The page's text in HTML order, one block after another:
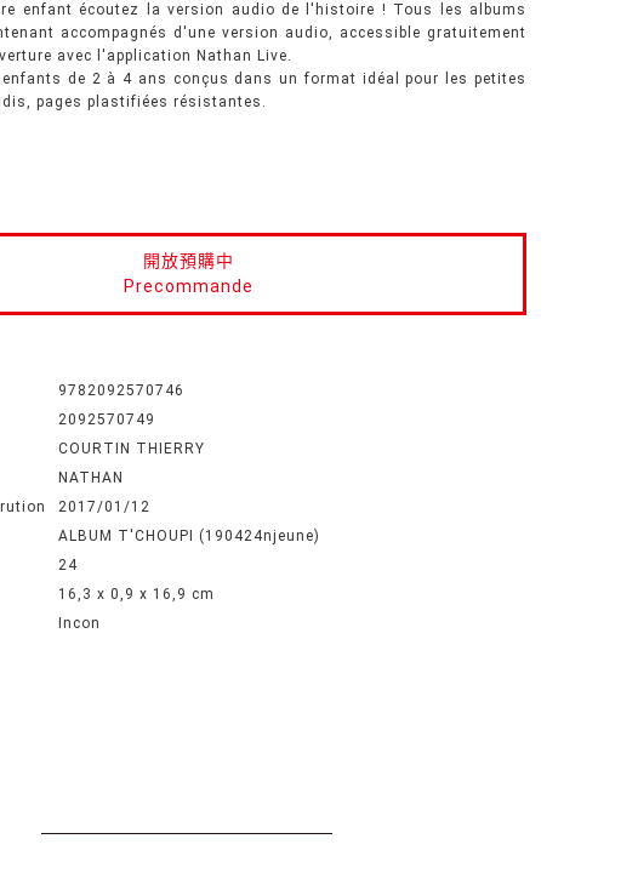
enfant écoutez la version audio de l'histoire ! Tous les albums
accompagnés d'une version audio, accessible gratuitement
avec l'application Nathan Live.
de 2 à 4 ans conçus dans un format idéal pour les petites
pages plastifiées résistantes.
開放預購中
Precommande
9782092570746
2092570749
COURTIN THIERRY
NATHAN
2017/01/12
ALBUM T'CHOUPI (190424njeune)
24
16,3 x 0,9 x 16,9 cm
Incon